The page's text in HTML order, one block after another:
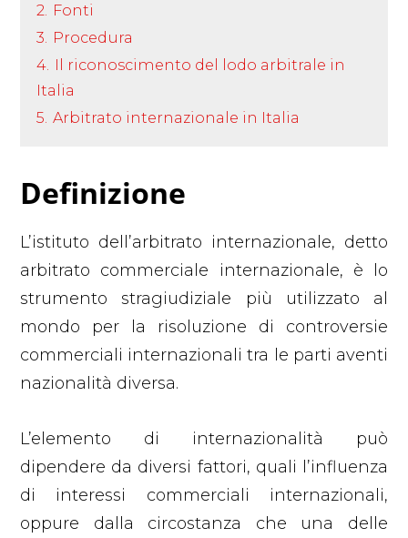
2. Fonti
3. Procedura
4. Il riconoscimento del lodo arbitrale in
Italia
5. Arbitrato internazionale in Italia
Definizione
L’istituto dell’arbitrato internazionale, detto
arbitrato commerciale internazionale, è lo
strumento stragiudiziale più utilizzato al
mondo per la risoluzione di controversie
commerciali internazionali tra le parti aventi
nazionalità diversa.
L’elemento di internazionalità può
dipendere da diversi fattori, quali l’influenza
di interessi commerciali internazionali,
oppure dalla circostanza che una delle